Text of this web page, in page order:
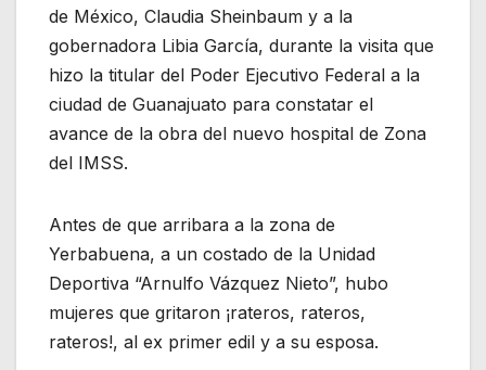
de México, Claudia Sheinbaum y a la
gobernadora Libia García, durante la visita que
hizo la titular del Poder Ejecutivo Federal a la
ciudad de Guanajuato para constatar el
avance de la obra del nuevo hospital de Zona
del IMSS.
Antes de que arribara a la zona de
Yerbabuena, a un costado de la Unidad
Deportiva “Arnulfo Vázquez Nieto”, hubo
mujeres que gritaron ¡rateros, rateros,
rateros!, al ex primer edil y a su esposa.